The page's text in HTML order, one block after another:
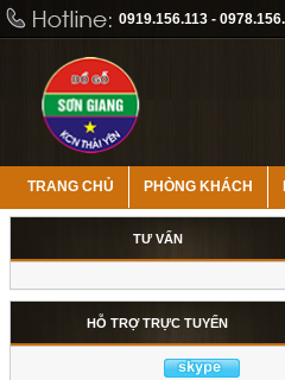
0919.156.113 -
TRANG CHỦ PHÒNG KHÁCH
TƯ VẤN
HỖ TRỢ TRỰC TUYẾN